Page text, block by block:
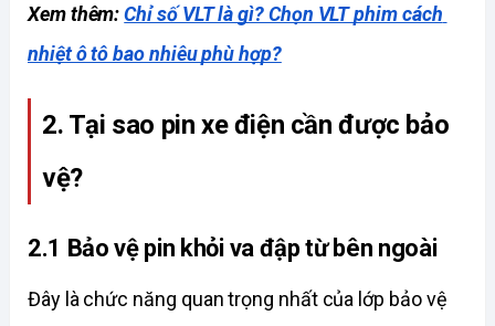
Xem thêm: Chỉ số VLT là gì? Chọn VLT phim cách
nhiệt ô tô bao nhiêu phù hợp?
2. Tại sao pin xe điện cần được bảo
vệ?
2.1 Bảo vệ pin khỏi va đập từ bên ngoài
Đây là chức năng quan trọng nhất của lớp bảo vệ